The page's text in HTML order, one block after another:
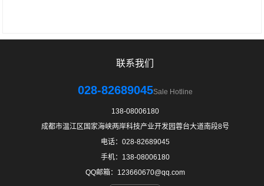
联系我们
028-82689045Sale Hotline
138-08006180
成都市温江区国家海峡两岸科技产业开发园蓉台大道南段8号
电话：028-82689045
手机：138-08006180
QQ邮箱：123660670@qq.com